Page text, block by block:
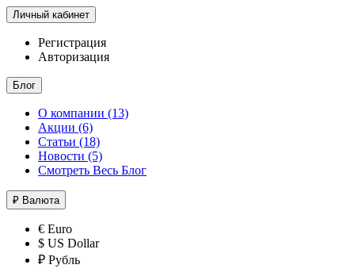
Личный кабинет
Регистрация
Авторизация
Блог
О компании (13)
Акции (6)
Статьи (18)
Новости (5)
Смотреть Весь Блог
₽ Валюта
€ Euro
$ US Dollar
₽ Рубль